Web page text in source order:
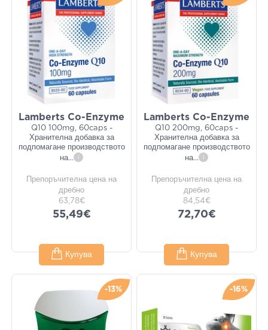
Lamberts Co-Enzyme
Q10 100mg, 60caps -
Хранителна добавка за
подпомагане производството
на... i
Препоръчителна цена на
дребно
63,78€
55,49€
Купува
Lamberts Co-Enzyme
Q10 200mg, 60caps -
Хранителна добавка за
подпомагане производството
на... i
Препоръчителна цена на
дребно
84,54€
72,70€
Купува
-13% -16%